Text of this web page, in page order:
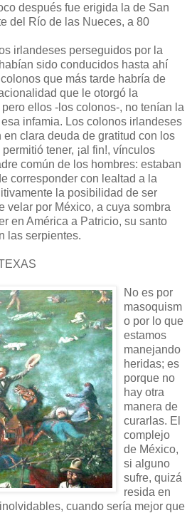
después fue erigida la de San
del Río de las Nueces, a 80
irlandeses perseguidos por la
sido conducidos hasta ahí
que más tarde habría de
que le otorgó la
ellos -los colonos-, no tenían la
infamia. Los colonos irlandeses
clara deuda de gratitud con los
tener, ¡al fin!, vínculos
común de los hombres: estaban
corresponder con lealtad a la
la posibilidad de ser
velar por México, a cuya sombra
en América a Patricio, su santo
las serpientes.
No es por
masoquism
o por lo que
estamos
manejando
heridas; es
porque no
hay otra
manera de
curarlas. El
complejo
de México,
si alguno
sufre, quizá
resida en
cuando sería mejor que